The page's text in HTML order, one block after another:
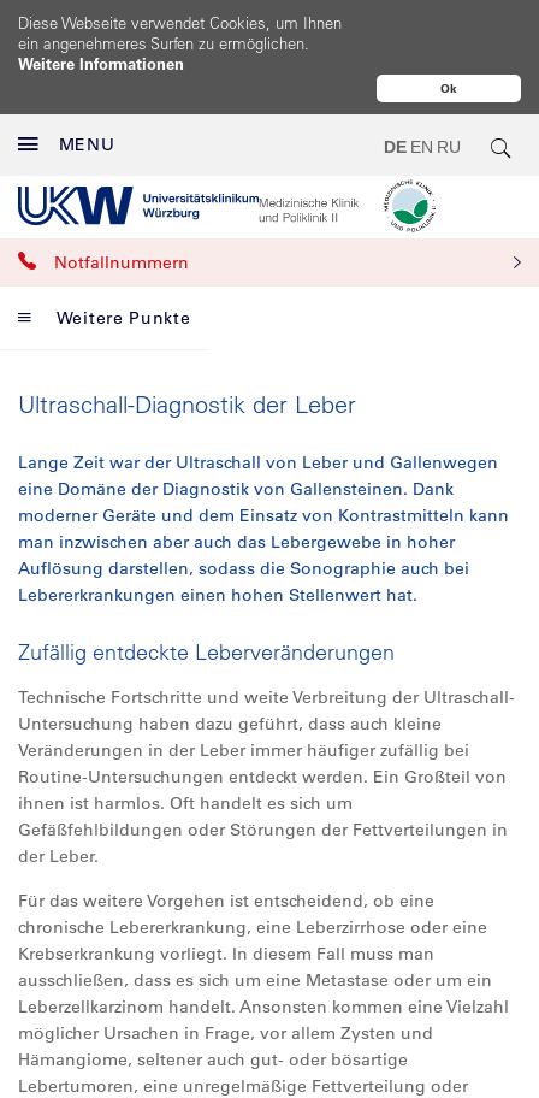
Ok
Diese Webseite verwendet Cookies, um Ihnen
ein angenehmeres Surfen zu ermöglichen.
Weitere Informationen
MENU DE EN RU
Notfallnummern
Weitere Punkte
Ultraschall-Diagnostik der Leber
Lange Zeit war der Ultraschall von Leber und Gallenwegen
eine Domäne der Diagnostik von Gallensteinen. Dank
moderner Geräte und dem Einsatz von Kontrastmitteln kann
man inzwischen aber auch das Lebergewebe in hoher
Auflösung darstellen, sodass die Sonographie auch bei
Lebererkrankungen einen hohen Stellenwert hat.
Zufällig entdeckte Leberveränderungen
Technische Fortschritte und weite Verbreitung der Ultraschall-
Untersuchung haben dazu geführt, dass auch kleine
Veränderungen in der Leber immer häufiger zufällig bei
Routine-Untersuchungen entdeckt werden. Ein Großteil von
ihnen ist harmlos. Oft handelt es sich um
Gefäßfehlbildungen oder Störungen der Fettverteilungen in
der Leber.
Für das weitere Vorgehen ist entscheidend, ob eine
chronische Lebererkrankung, eine Leberzirrhose oder eine
Krebserkrankung vorliegt. In diesem Fall muss man
ausschließen, dass es sich um eine Metastase oder um ein
Leberzellkarzinom handelt. Ansonsten kommen eine Vielzahl
möglicher Ursachen in Frage, vor allem Zysten und
Hämangiome, seltener auch gut- oder bösartige
Lebertumoren, eine unregelmäßige Fettverteilung oder